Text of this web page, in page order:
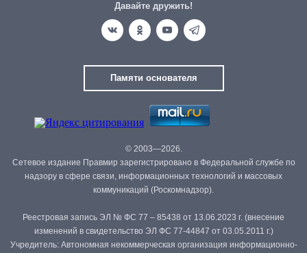
Давайте дружить!
Памяти основателя
© 2003—2026.
Сетевое издание Правмир зарегистрировано в Федеральной службе по
надзору в сфере связи, информационных технологий и массовых
коммуникаций (Роскомнадзор).
Реестровая запись ЭЛ № ФС 77 – 85438 от 13.06.2023 г. (внесение
изменений в свидетельство ЭЛ ФС 77-44847 от 03.05.2011 г.)
Учредитель: Автономная некоммерческая организация информационно-